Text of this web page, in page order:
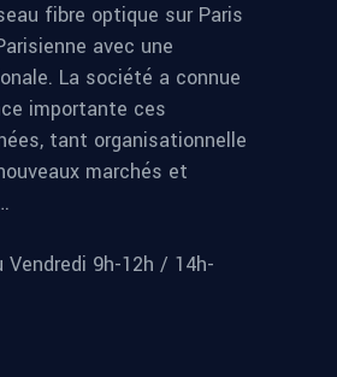
fibre optique sur Paris
avec une
La société a connue
importante ces
tant organisationnelle
marchés et
Vendredi 9h-12h / 14h-